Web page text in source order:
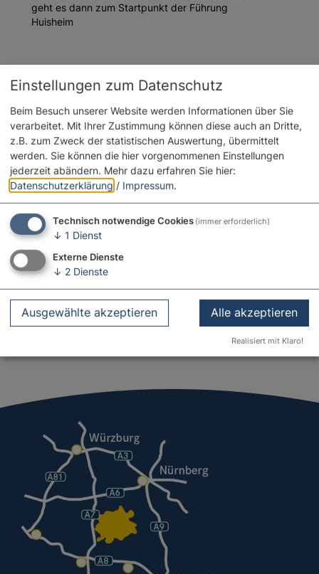
geht es dann zum Startpunkt der Führung
Huisheim
Kontakt
Geoparkführer
Herr Andreas Seel
Waldstraße 33
86685 Huisheim
09080 921965 0151 20296188
E-Mail
in Kalender importieren teilen
Facebook
WhatsApp
Link kopieren
Einstellungen zum Datenschutz
Beim Besuch unserer Website werden Informationen über Sie
verarbeitet. Mit Ihrer Zustimmung können diese auch an Dritte,
z.B. zum Zweck der statistischen Auswertung, übermittelt
werden. Sie können die hier vorgenommenen Einstellungen
jederzeit abändern. Mehr dazu erfahren Sie hier:
Datenschutzerklärung / Impressum.
Technisch notwendige Cookies (immer erforderlich)
↓ 1 Dienst
Externe Dienste
↓ 2 Dienste
Ausgewählte akzeptieren Alle akzeptieren
Realisiert mit Klaro!